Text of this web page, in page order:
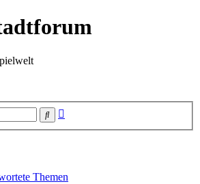
Suche
Themen